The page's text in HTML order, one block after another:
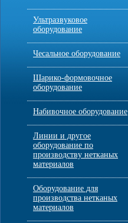
Ультразвуковое
оборудование
Чесальное оборудование
Шарико-формовочное
оборудование
Набивочное оборудование
Линии и другое
оборудование по
производству нетканых
материалов
Оборудование для
производства нетканых
материалов